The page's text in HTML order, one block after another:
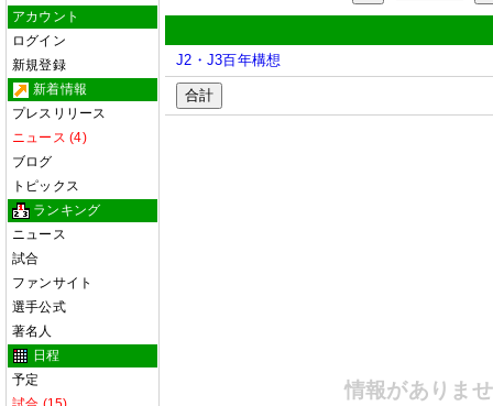
アカウント
ログイン
新規登録
新着情報
プレスリリース
ニュース (4)
ブログ
トピックス
ランキング
ニュース
試合
ファンサイト
選手公式
著名人
日程
予定
J2・J3百年構想
合計
情報がありま